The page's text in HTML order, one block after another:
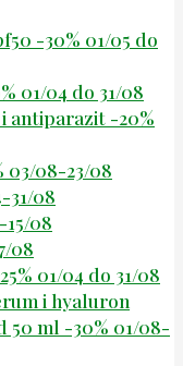
-30% 01/05 do
01/04 do 31/08
antiparazit -20%
03/08-23/08
31/08
15/08
08
01/04 do 31/08
i hyaluron
ml -30% 01/08-